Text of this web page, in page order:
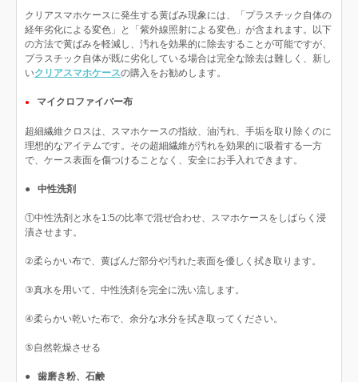
クリアスマホケースに発生する黄ばみ現象には、「プラスチック自体の
経年劣化による変色」と「紫外線照射による変色」が含まれます。以下
の方法で黄ばみを軽減し、汚れを効果的に除去することが可能ですが、
プラスチック自体が既に劣化している場合は完全な除去は難しく、新し
いクリアスマホケースの購入をお勧めします。
● マイクロファイバー布
超細繊維クロスは、スマホケースの指紋、油汚れ、手垢を取り除くのに
理想的なアイテムです。その超細繊維が汚れを効果的に吸着する一方
で、ケース表面を傷つけることなく、安全にお手入れできます。
● 中性洗剤
①中性洗剤と水を1:5の比率で混ぜ合わせ、スマホケースをしばらく浸
漬させます。
②柔らかい布で、黄ばんだ部分や汚れた表面を優しく拭き取ります。
③真水を用いて、中性洗剤を完全に洗い流します。
④柔らかい乾いた布で、余分な水分を拭き取ってください。
⑤自然乾燥させる
● 歯磨き粉、石鹸